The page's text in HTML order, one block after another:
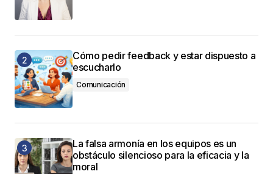
Cómo pedir feedback y estar dispuesto a
escucharlo
Comunicación
La falsa armonía en los equipos es un
obstáculo silencioso para la eficacia y la
moral